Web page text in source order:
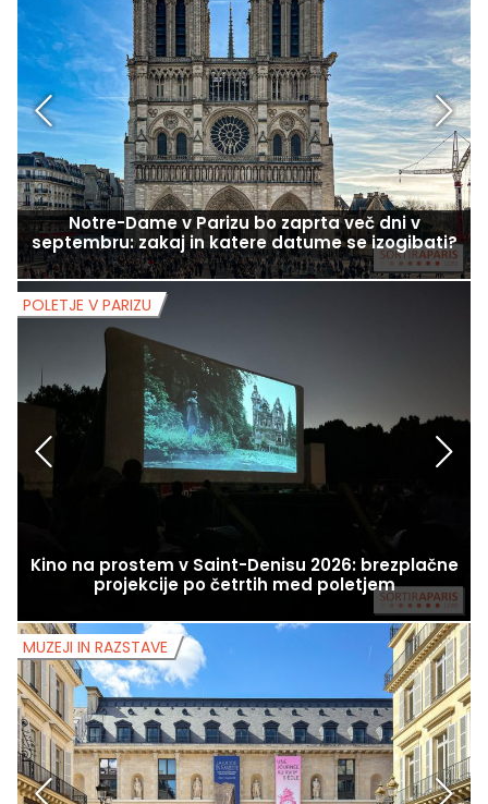
Notre-Dame v Parizu bo zaprta več dni v
septembru: zakaj in katere datume se izogibati?
Kino na prostem v Saint-Denisu 2026: brezplačne
projekcije po četrtih med poletjem
POLETJE V PARIZU
MUZEJI IN RAZSTAVE